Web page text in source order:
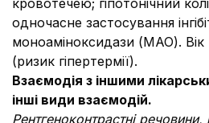
кровотечею; гіпотонічний
одночасне застосування
моноаміноксидази (МАО). Вік
(ризик гіпертермії).
Взаємодія з іншими
інші види взаємодій.
Рентгеноконтрастні речовини,